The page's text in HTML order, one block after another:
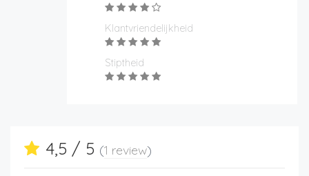
Klantvriendelijkheid
Stiptheid
4,5 / 5 (1 review)